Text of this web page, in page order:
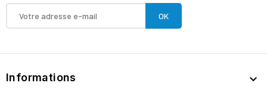
Informations 